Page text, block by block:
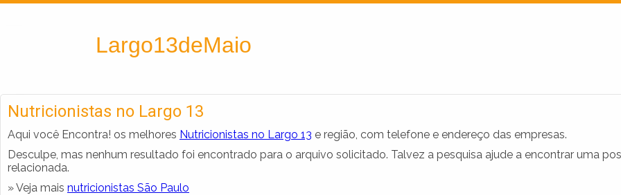
Largo13deMaio
Nutricionistas no Largo 13
Aqui você Encontra! os melhores Nutricionistas no Largo 13 e região, com telefone e endereço das empresas.
Desculpe, mas nenhum resultado foi encontrado para o arquivo solicitado. Talvez a pesquisa ajude a encontrar uma
relacionada.
» Veja mais nutricionistas São Paulo